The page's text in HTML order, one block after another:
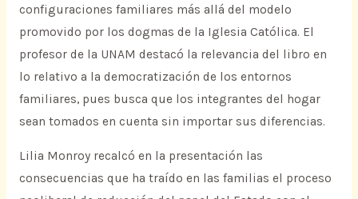
configuraciones familiares más allá del modelo
promovido por los dogmas de la Iglesia Católica. El
profesor de la UNAM destacó la relevancia del libro en
lo relativo a la democratización de los entornos
familiares, pues busca que los integrantes del hogar
sean tomados en cuenta sin importar sus diferencias.
Lilia Monroy recalcó en la presentación las
consecuencias que ha traído en las familias el proceso